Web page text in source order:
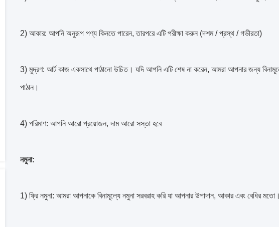
2) আকার: আপনি অনুরূপ পণ্য কিনতে পারেন, তারপরে এটি পরীক্ষা করুন (দশম / প্রস্থ / গভীরতা)
3) মুদ্রণ: আর্ট কাজ একসাথে পাঠানো উচিত। যদি আপনি এটি শেষ না করেন, আমরা আপনার জন্য
পাঠান।
4) পরিমাণ: আপনি আরো প্রয়োজন, দাম আরো সস্তা হবে
নমুনা:
1) ফ্রি নমুনা: আমরা আপনাকে বিনামূল্যে নমুনা সরবরাহ করি যা আপনার উপাদান, আকার এবং বেধির